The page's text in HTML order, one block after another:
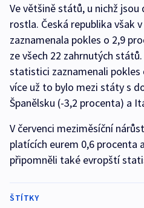
Ve většině států, u nichž
rostla. Česká republika však
zaznamenala pokles o 2,9
ze všech 22 zahrnutých
statistici zaznamenali pokles
více už to bylo mezi státy s
Španělsku (-3,2 procenta) a
V červenci meziměsíční
platících eurem 0,6 procenta
připomněli také evropští
ŠTÍTKY